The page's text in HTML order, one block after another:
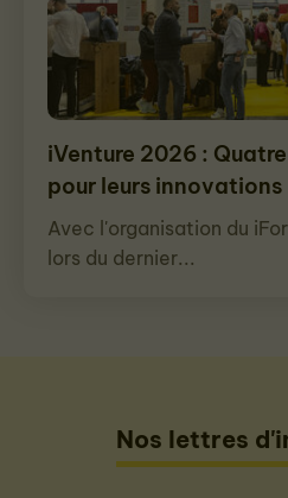
iVenture 2026 :
pour leurs innovations
Avec l'organisation du
lors du dernier...
Nos lettres